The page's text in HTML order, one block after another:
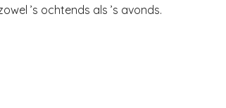
’s ochtends als ’s avonds.